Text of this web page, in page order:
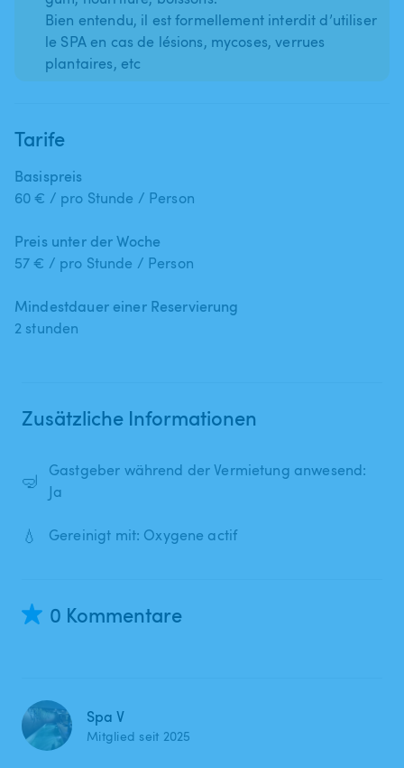
Bien entendu, il est formellement interdit d’utiliser
le SPA en cas de lésions, mycoses, verrues
plantaires, etc
Tarife
Basispreis
60 € / pro Stunde / Person
Preis unter der Woche
57 € / pro Stunde / Person
Mindestdauer einer Reservierung
2 stunden
Zusätzliche Informationen
🤿
Gastgeber während der Vermietung anwesend:
Ja
💧 Gereinigt mit: Oxygene actif
0 Kommentare
Spa V
Mitglied seit 2025